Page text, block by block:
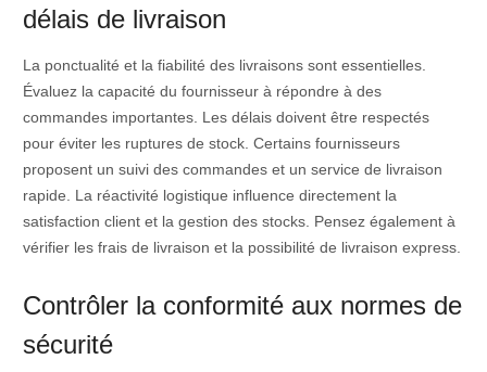
délais de livraison
La ponctualité et la fiabilité des livraisons sont essentielles.
Évaluez la capacité du fournisseur à répondre à des
commandes importantes. Les délais doivent être respectés
pour éviter les ruptures de stock. Certains fournisseurs
proposent un suivi des commandes et un service de livraison
rapide. La réactivité logistique influence directement la
satisfaction client et la gestion des stocks. Pensez également à
vérifier les frais de livraison et la possibilité de livraison express.
Contrôler la conformité aux normes de
sécurité